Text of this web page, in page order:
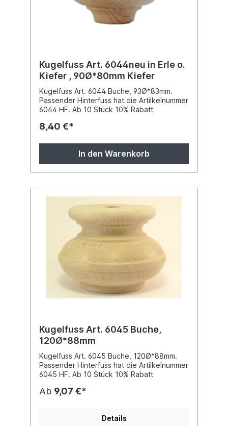
Kugelfuss Art. 6044neu in Erle o.
Kiefer , 90Ø*80mm Kiefer
Kugelfuss Art. 6044 Buche, 93Ø*83mm.
Passender Hinterfuss hat die Artilkelnummer
6044 HF. Ab 10 Stück 10% Rabatt
8,40 €*
In den Warenkorb
Kugelfuss Art. 6045 Buche,
120Ø*88mm
Kugelfuss Art. 6045 Buche, 120Ø*88mm.
Passender Hinterfuss hat die Artilkelnummer
6045 HF. Ab 10 Stück 10% Rabatt
Ab 9,07 €*
Details